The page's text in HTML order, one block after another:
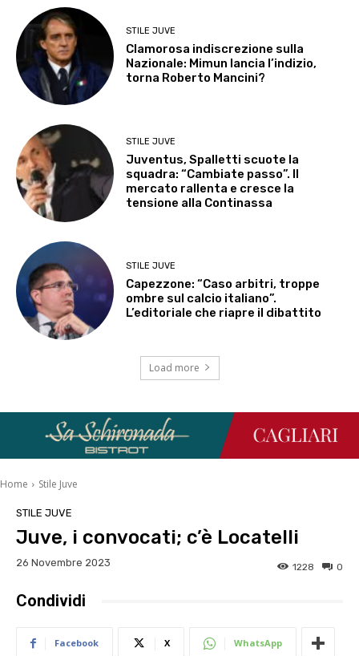
STILE JUVE
Clamorosa indiscrezione sulla
Nazionale: Mimun lancia l’indizio,
torna Roberto Mancini?
STILE JUVE
Juventus, Spalletti scuote la
squadra: “Cambiate passo”. Il
mercato rallenta e cresce la
tensione alla Continassa
STILE JUVE
Capezzone: “Caso arbitri, troppe
ombre sul calcio italiano”.
L’editoriale che riapre il dibattito
Load more